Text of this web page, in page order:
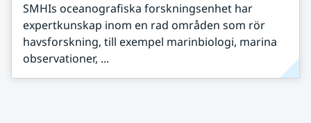
SMHIs oceanografiska forskningsenhet har
expertkunskap inom en rad områden som rör
havsforskning, till exempel marinbiologi, marina
observationer, ...